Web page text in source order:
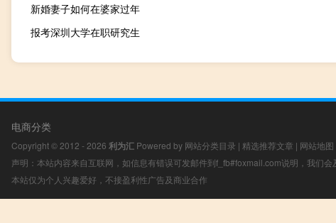
新婚妻子如何在婆家过年
报考深圳大学在职研究生
电商分类
Copyright © 2012 - 2026 利为汇 Powered by 网站分类目录 | 精选推荐文章 | 网站地图
声明：本站内容来自互联网，如信息有错误可发邮件到f_fb#foxmail.com说明，我们会
本站仅为个人兴趣爱好，不接盈利性广告及商业合作